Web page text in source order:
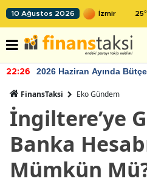
10 Ağustos 2026 25°
22:26 2026 Haziran Ayında Bütçe
FinansTaksi Eko Gündem
İngiltere’ye
Banka
Mümkün